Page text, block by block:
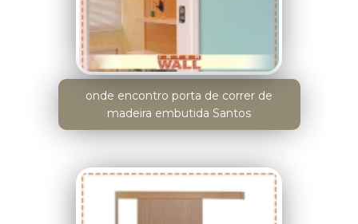
onde encontro porta de correr de
madeira embutida Santos